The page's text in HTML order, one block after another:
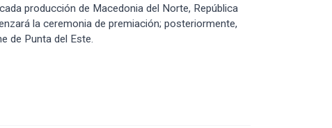
producción de Macedonia del Norte, República
la ceremonia de premiación; posteriormente,
de Punta del Este.